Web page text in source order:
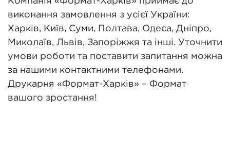
виконання замовлення з усієї України:
Харків, Київ, Суми, Полтава, Одеса, Дніпро,
Миколаїв, Львів, Запоріжжя та інші. Уточнити
умови роботи та поставити запитання можна
за нашими контактними телефонами.
Друкарня «Формат-Харків» – Формат
вашого зростання!